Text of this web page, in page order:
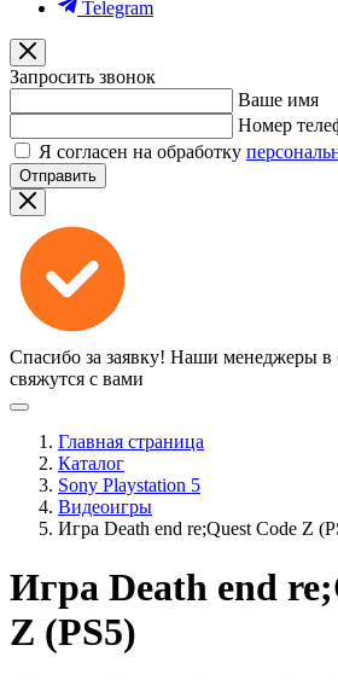
Telegram
Запросить звонок
Ваше имя
Номер
Я согласен на обработку
Отправить
Спасибо за заявку! Наши менеджеры в
свяжутся с вами
Главная страница
Каталог
Sony Playstation 5
Видеоигры
Игра Death end re;Quest Code Z
Игра Death end
Z (PS5)